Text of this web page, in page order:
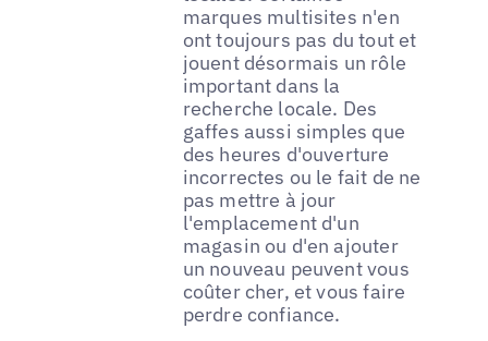
marques multisites n'en
ont toujours pas du tout et
jouent désormais un rôle
important dans la
recherche locale. Des
gaffes aussi simples que
des heures d'ouverture
incorrectes ou le fait de ne
pas mettre à jour
l'emplacement d'un
magasin ou d'en ajouter
un nouveau peuvent vous
coûter cher, et vous faire
perdre confiance.